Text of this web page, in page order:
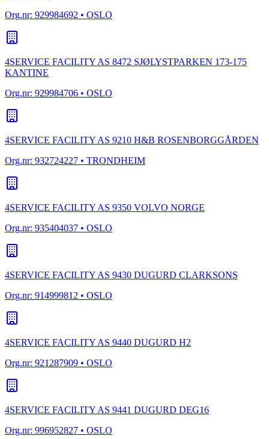
Org.nr: 929984692 • OSLO
4SERVICE FACILITY AS 8472 SJØLYSTPARKEN 173-175
KANTINE
Org.nr: 929984706 • OSLO
4SERVICE FACILITY AS 9210 H&B ROSENBORGGÅRDEN
Org.nr: 932724227 • TRONDHEIM
4SERVICE FACILITY AS 9350 VOLVO NORGE
Org.nr: 935404037 • OSLO
4SERVICE FACILITY AS 9430 DUGURD CLARKSONS
Org.nr: 914999812 • OSLO
4SERVICE FACILITY AS 9440 DUGURD H2
Org.nr: 921287909 • OSLO
4SERVICE FACILITY AS 9441 DUGURD DEG16
Org.nr: 996952827 • OSLO